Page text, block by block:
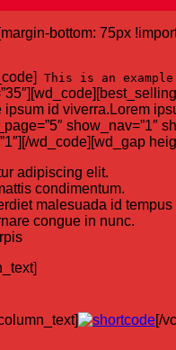
bottom: 75px
This is an
id viverra.Lorem
wd_code][wd_gap
adipiscing elit.
condimentum.
malesuada id tempus
congue in nunc.
[/